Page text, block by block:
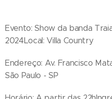
Evento: Show da banda
2024Local: Villa Country
Endereço: Av. Francisco
São Paulo - SP